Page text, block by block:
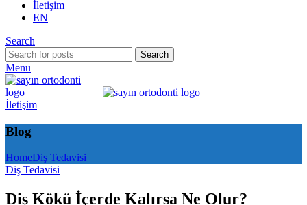
İletişim
EN
Search
Search
Menu
İletişim
Blog
HomeDiş Tedavisi
Diş Tedavisi
Diş Kökü İçerde Kalırsa Ne Olur?